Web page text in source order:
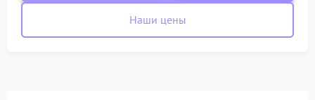
Наши цены